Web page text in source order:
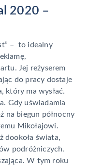
2020 –
– to idealny
Jej reżyserem
do pracy dostaje
który ma wysłać.
Gdy uświadamia
na biegun północny
Mikołajowi.
dookoła świata,
podróżniczych.
W tym roku